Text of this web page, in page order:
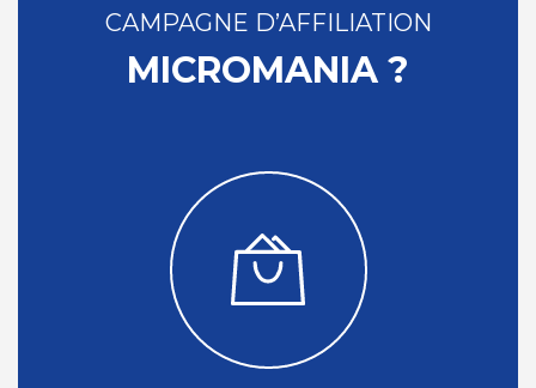
CAMPAGNE D’AFFILIATION
MICROMANIA ?